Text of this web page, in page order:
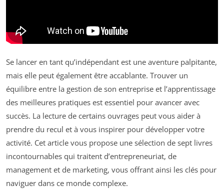
Se lancer en tant qu’indépendant est une aventure palpitante,
mais elle peut également être accablante. Trouver un
équilibre entre la gestion de son entreprise et l’apprentissage
des meilleures pratiques est essentiel pour avancer avec
succès. La lecture de certains ouvrages peut vous aider à
prendre du recul et à vous inspirer pour développer votre
activité. Cet article vous propose une sélection de sept livres
incontournables qui traitent d’entrepreneuriat, de
management et de marketing, vous offrant ainsi les clés pour
naviguer dans ce monde complexe.